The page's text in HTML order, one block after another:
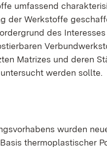
umfassend
der Werkstoffe
des
Matrizes und deren
werden sollte.
wurden
thermoplastischer